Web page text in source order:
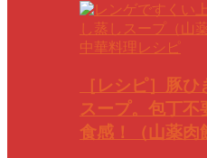
中華料理レシピ
［レシピ］豚
スープ。包丁不
食感！（山薬肉